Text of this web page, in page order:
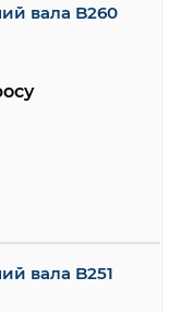
вала B260
вала B251